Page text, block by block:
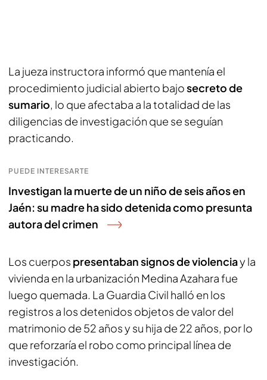
La jueza instructora informó que mantenía el
procedimiento judicial abierto bajosecreto de
sumario, lo que afectaba a la totalidad de las
diligencias de investigación que se seguían
practicando.
PUEDE INTERESARTE
Investigan la muerte de un niño de seis años en
Jaén: su madre ha sido detenida como presunta
autora del crimen
Los cuerpos presentaban signos de violenciay la
vivienda en la urbanización Medina Azahara fue
luego quemada. La Guardia Civil halló en los
registros a los detenidos objetos de valor del
matrimonio de 52 años y su hija de 22 años, por lo
que reforzaría el robo como principal línea de
investigación.